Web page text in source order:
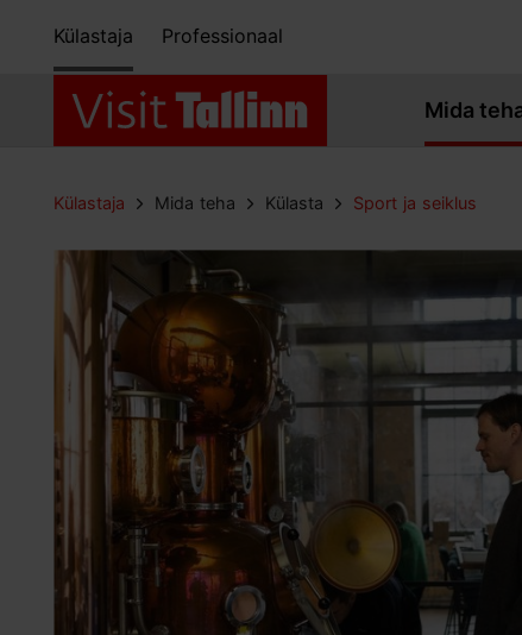
Külastaja Professionaal
Mida
Külastaja Mida teha Külasta Sport ja seiklus